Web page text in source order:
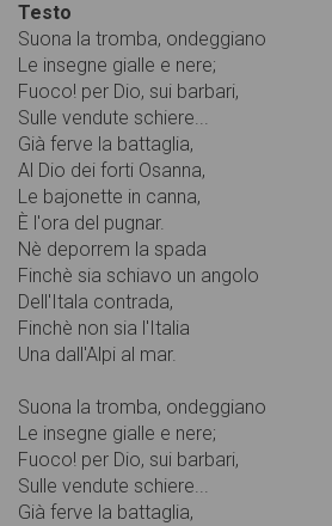
Testo
Suona la tromba, ondeggiano
Le insegne gialle e nere;
Fuoco! per Dio, sui barbari,
Sulle vendute schiere...
Già ferve la battaglia,
Al Dio dei forti Osanna,
Le bajonette in canna,
È l'ora del pugnar.
Nè deporrem la spada
Finchè sia schiavo un angolo
Dell'Itala contrada,
Finchè non sia l'Italia
Una dall'Alpi al mar.
Suona la tromba, ondeggiano
Le insegne gialle e nere;
Fuoco! per Dio, sui barbari,
Sulle vendute schiere...
Già ferve la battaglia,